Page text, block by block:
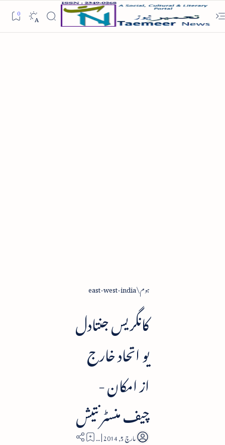
ہوم east-west-india
کانگریس جنتادل
یو اتحاد خارج
از امکان -
چیف منسٹر نتیش
2